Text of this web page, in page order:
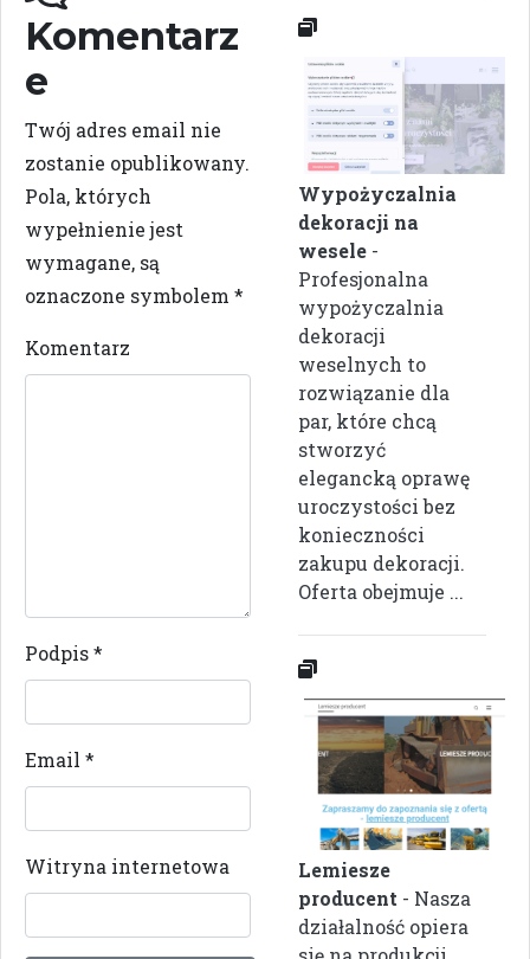
Komentarz
e
Twój adres email nie
zostanie opublikowany.
Pola, których
wypełnienie jest
wymagane, są
oznaczone symbolem *
Komentarz
Podpis*
Email *
Witryna internetowa
Wypożyczalnia
dekoracji na
wesele -
Profesjonalna
wypożyczalnia
dekoracji
weselnych to
rozwiązanie dla
par, które chcą
stworzyć
elegancką oprawę
uroczystości bez
konieczności
zakupu dekoracji.
Oferta obejmuje ...
Lemiesze
producent - Nasza
działalność opiera